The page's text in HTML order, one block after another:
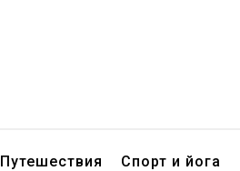
Путешествия Спорт и йога